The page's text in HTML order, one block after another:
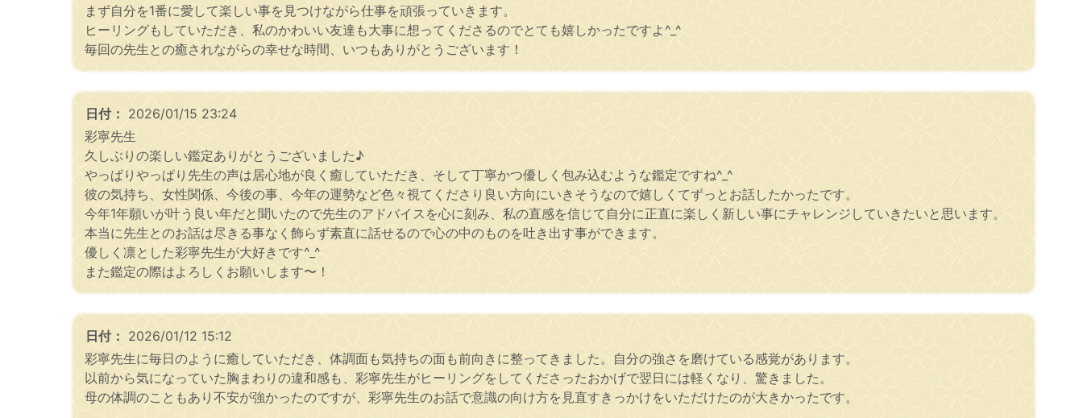
まず自分を1番に愛して楽しい事を見つけながら仕事を頑張っていきます。
ヒーリングもしていただき、私のかわいい友達も大事に想ってくださるのでとても嬉しかったですよ^_^
毎回の先生との癒されながらの幸せな時間、いつもありがとうございます！
日付： 2026/01/15 23:24
彩寧先生
久しぶりの楽しい鑑定ありがとうございました♪
やっぱりやっぱり先生の声は居心地が良く癒していただき、そして丁寧かつ優しく包み込むような鑑定ですね^_^
彼の気持ち、女性関係、今後の事、今年の運勢など色々視てくださり良い方向にいきそうなので嬉しくてずっとお話したかったです。
今年1年願いが叶う良い年だと聞いたので先生のアドバイスを心に刻み、私の直感を信じて自分に正直に楽しく新しい事にチャレンジしていきたいと思います。
本当に先生とのお話は尽きる事なく飾らず素直に話せるので心の中のものを吐き出す事ができます。
優しく凛とした彩寧先生が大好きです^_^
また鑑定の際はよろしくお願いします〜！
日付： 2026/01/12 15:12
彩寧先生に毎日のように癒していただき、体調面も気持ちの面も前向きに整ってきました。自分の強さを磨けている感覚があります。
以前から気になっていた胸まわりの違和感も、彩寧先生がヒーリングをしてくださったおかげで翌日には軽くなり、驚きました。
母の体調のこともあり不安が強かったのですが、彩寧先生のお話で意識の向け方を見直すきっかけをいただけたのが大きかったです。